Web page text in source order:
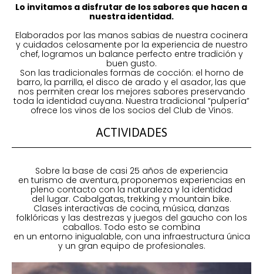
Lo invitamos a disfrutar de los sabores que hacen a
nuestra identidad.
Elaborados por las manos sabias de nuestra cocinera
y cuidados celosamente por la experiencia de nuestro
chef, logramos un balance perfecto entre tradición y
buen gusto.
Son las tradicionales formas de cocción: el horno de
barro, la parrilla, el disco de arado y el asador, las que
nos permiten crear los mejores sabores preservando
toda la identidad cuyana. Nuestra tradicional “pulpería”
ofrece los vinos de los socios del Club de Vinos.
ACTIVIDADES
Sobre la base de casi 25 años de experiencia
en turismo de aventura, proponemos experiencias en
pleno contacto con la naturaleza y la identidad
del lugar. Cabalgatas, trekking y mountain bike.
Clases interactivas de cocina, música, danzas
folklóricas y las destrezas y juegos del gaucho con los
caballos. Todo esto se combina
en un entorno inigualable, con una infraestructura única
y un gran equipo de profesionales.